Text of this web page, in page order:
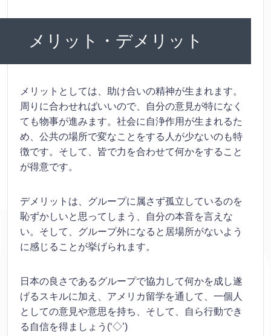
メリット・デメリット
メリットとしては、助け合いの精神が生まれます。
周りに合わせればいいので、自分の意見が特になく
ても物事が進みます。社会に自浄作用が生まれるた
め、公共の場所で変なことをする人が少ないのも特
徴です。そして、皆で力を合わせて何かをすること
が得意です。
デメリットは、グループに属さず孤立しているのを
恥ずかしいと思ってしまう、自分の本音を言えな
い。そして、グループ外になると居場所がないよう
に感じることが挙げられます。
日本の良さであるグループで協力して何かを成し遂
げるスキルに加え、アメリカ留学を通して、一個人
としての意見や意思を持ち、そして、自ら行動でき
る自信を得ましょう(‘◇’)ゞ